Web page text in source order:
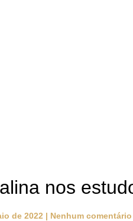
nos
de 2022 Nenhum comentário